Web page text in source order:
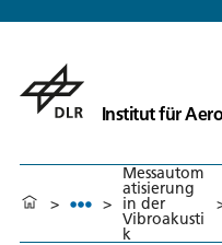
Institut für
> >
Messautom
atisierung
in der
Vibroakusti
k